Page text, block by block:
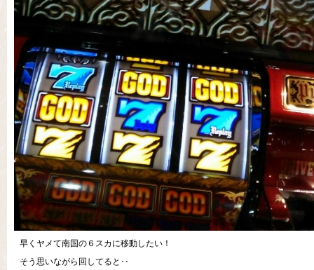
早くヤメて南国の６スカに移動したい！
そう思いながら回してると‥